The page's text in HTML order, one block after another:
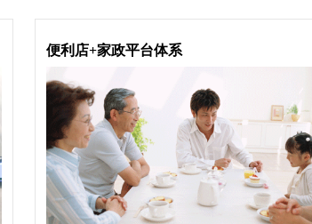
便利店+家政平台体系